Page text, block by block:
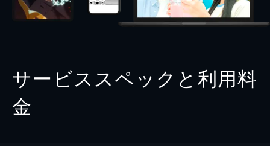
サービススペックと利用料
金